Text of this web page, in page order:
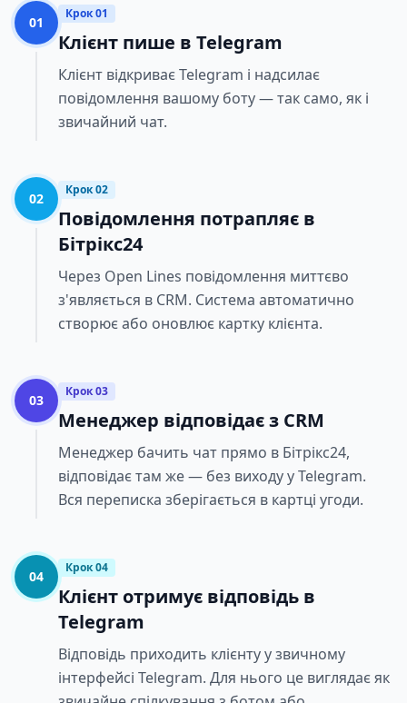
01
Крок 01
Клієнт пише в Telegram
Клієнт відкриває Telegram і надсилає
повідомлення вашому боту — так само, як і
звичайний чат.
02
Крок 02
Повідомлення потрапляє в
Бітрікс24
Через Open Lines повідомлення миттєво
з'являється в CRM. Система автоматично
створює або оновлює картку клієнта.
03
Крок 03
Менеджер відповідає з CRM
Менеджер бачить чат прямо в Бітрікс24,
відповідає там же — без виходу у Telegram.
Вся переписка зберігається в картці угоди.
04
Крок 04
Клієнт отримує відповідь в
Telegram
Відповідь приходить клієнту у звичному
інтерфейсі Telegram. Для нього це виглядає як